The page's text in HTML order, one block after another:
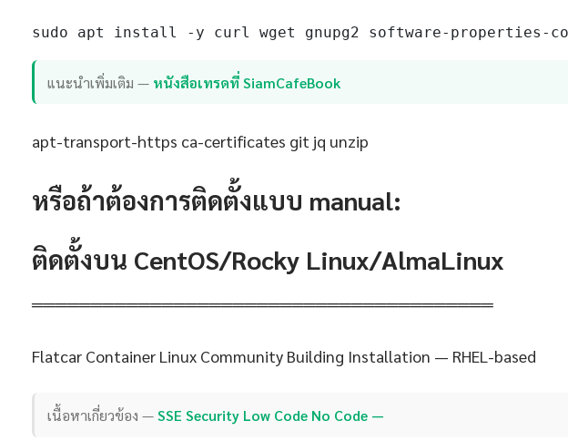
sudo apt install -y curl wget gnupg2 software-properties-
แนะนำเพิ่มเติม — หนังสือเทรดที่ SiamCafeBook
apt-transport-https ca-certificates git jq unzip
หรือถ้าต้องการติดตั้งแบบ manual:
ติดตั้งบน CentOS/Rocky Linux/AlmaLinux
═══════════════════════════════════════
Flatcar Container Linux Community Building Installation — RHEL-based
เนื้อหาเกี่ยวข้อง —SSE Security Low Code No Code —